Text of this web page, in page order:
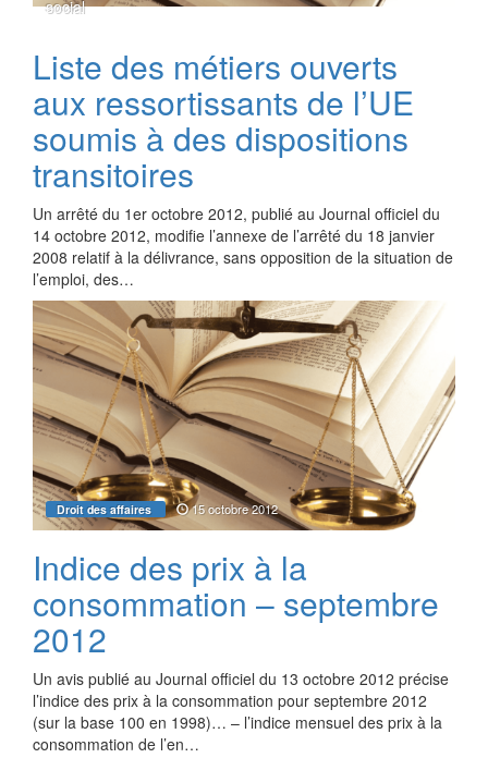
social
Liste des métiers ouverts
aux ressortissants de l’UE
soumis à des dispositions
transitoires
Un arrêté du 1er octobre 2012, publié au Journal officiel du
14 octobre 2012, modifie l’annexe de l’arrêté du 18 janvier
2008 relatif à la délivrance, sans opposition de la situation de
l’emploi, des…
Droit des affaires 15 octobre 2012
Indice des prix à la
consommation – septembre
2012
Un avis publié au Journal officiel du 13 octobre 2012 précise
l’indice des prix à la consommation pour septembre 2012
(sur la base 100 en 1998)… – l’indice mensuel des prix à la
consommation de l’en…